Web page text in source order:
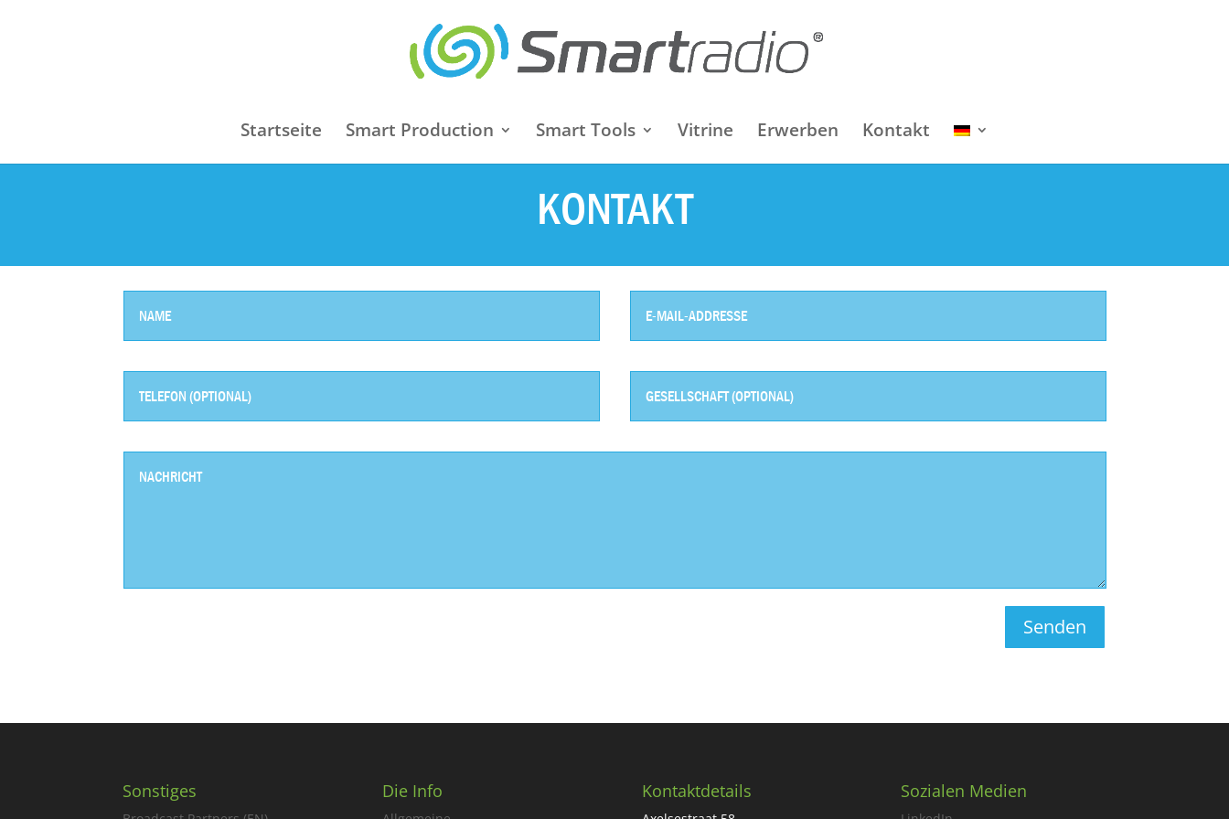
Startseite Smart Production Smart Tools Vitrine Erwerben Kontakt
KONTAKT
Senden
Sonstiges Die Info Kontaktdetails Sozialen Medien